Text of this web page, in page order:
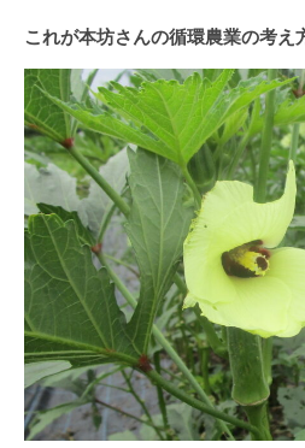
これが本坊さんの循環農業の考え